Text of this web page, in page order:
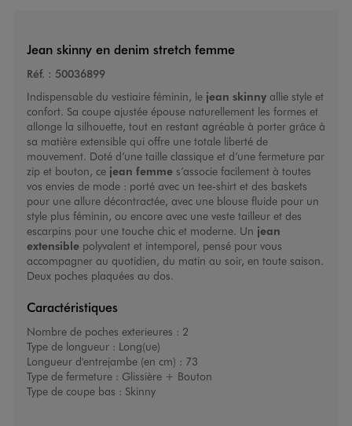
Jean skinny en denim stretch femme
Réf. : 50036899
Indispensable du vestiaire féminin, le jean skinnyallie style et
confort. Sa coupe ajustée épouse naturellement les formes et
allonge la silhouette, tout en restant agréable à porter grâce à
sa matière extensible qui offre une totale liberté de
mouvement. Doté d’une taille classique et d’une fermeture par
zip et bouton, ce jean femmes’associe facilement à toutes
vos envies de mode : porté avec un tee-shirt et des baskets
pour une allure décontractée, avec une blouse fluide pour un
style plus féminin, ou encore avec une veste tailleur et des
escarpins pour une touche chic et moderne. Un jean
extensiblepolyvalent et intemporel, pensé pour vous
accompagner au quotidien, du matin au soir, en toute saison.
Deux poches plaquées au dos.
Caractéristiques
Nombre de poches exterieures : 2
Type de longueur : Long(ue)
Longueur d'entrejambe (en cm) : 73
Type de fermeture : Glissière + Bouton
Type de coupe bas : Skinny